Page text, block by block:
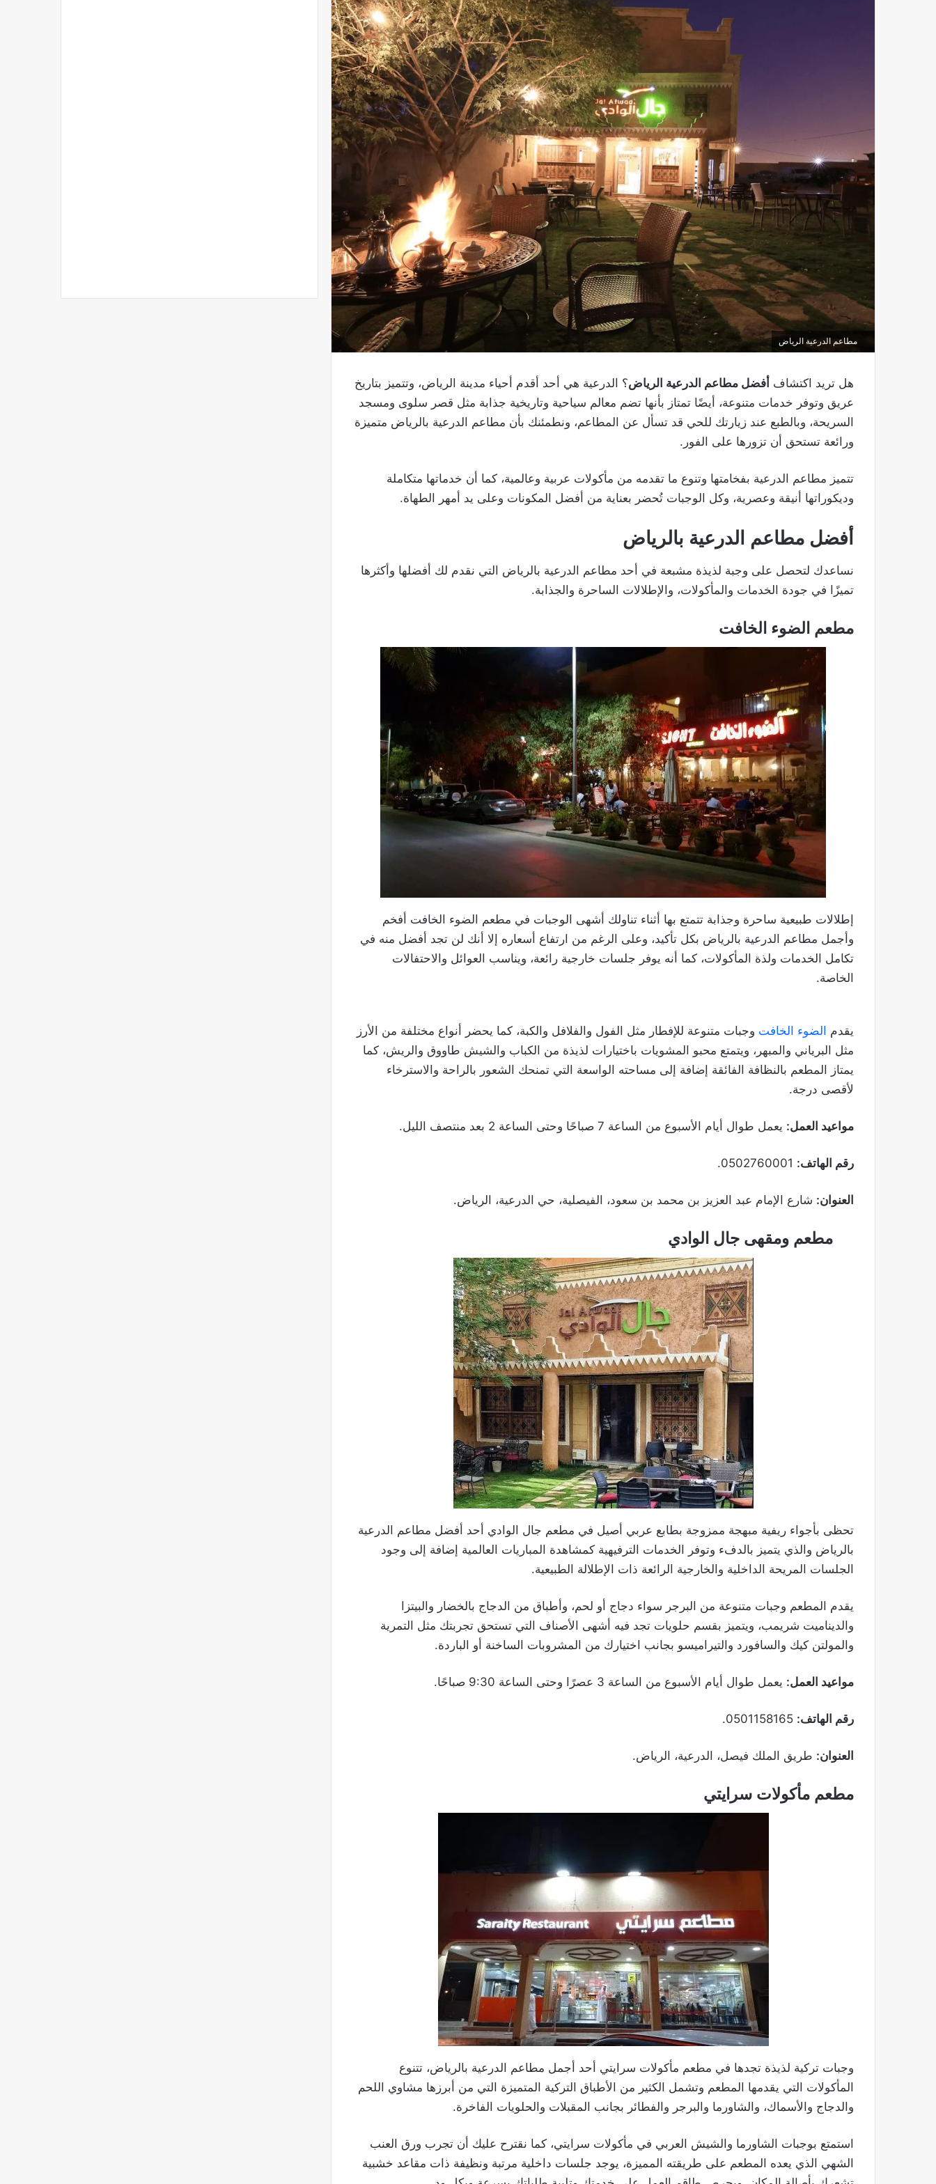
مطاعم الدرعية الرياض​
هل تريد اكتشاف أفضل مطاعم الدرعية الرياض؟ الدرعية هي أحد أقدم أحياء مدينة الرياض، وتتميز بتاريخ
عريق وتوفر خدمات متنوعة، أيضًا تمتاز بأنها تضم معالم سياحية وتاريخية جذابة مثل قصر سلوى ومسجد
السريحة، وبالطبع عند زيارتك للحي قد تسأل عن المطاعم، ونطمئنك بأن مطاعم الدرعية بالرياض متميزة
ورائعة تستحق أن تزورها على الفور.
تتميز مطاعم الدرعية بفخامتها وتنوع ما تقدمه من مأكولات عربية وعالمية، كما أن خدماتها متكاملة
وديكوراتها أنيقة وعصرية، وكل الوجبات تُحضر بعناية من أفضل المكونات وعلى يد أمهر الطهاة.
أفضل مطاعم الدرعية بالرياض
نساعدك لتحصل على وجبة لذيذة مشبعة في أحد مطاعم الدرعية بالرياض التي نقدم لك أفضلها وأكثرها
تميزًا في جودة الخدمات والمأكولات، والإطلالات الساحرة والجذابة.
مطعم الضوء الخافت
إطلالات طبيعية ساحرة وجذابة تتمتع بها أثناء تناولك أشهى الوجبات في مطعم الضوء الخافت أفخم
وأجمل مطاعم الدرعية بالرياض بكل تأكيد، وعلى الرغم من ارتفاع أسعاره إلا أنك لن تجد أفضل منه في
تكامل الخدمات ولذة المأكولات، كما أنه يوفر جلسات خارجية رائعة، ويناسب العوائل والاحتفالات
الخاصة.
يقدم الضوء الخافت وجبات متنوعة للإفطار مثل الفول والفلافل والكبة، كما يحضر أنواع مختلفة من الأرز
مثل البرياني والمبهر، ويتمتع محبو المشويات باختيارات لذيذة من الكباب والشيش طاووق والريش، كما
يمتاز المطعم بالنظافة الفائقة إضافة إلى مساحته الواسعة التي تمنحك الشعور بالراحة والاسترخاء
لأقصى درجة.
مواعيد العمل: يعمل طوال أيام الأسبوع من الساعة 7 صباحًا وحتى الساعة 2 بعد منتصف الليل.
رقم الهاتف:
العنوان: شارع الإمام عبد العزيز بن محمد بن سعود، الفيصلية، حي الدرعية، الرياض.
مطعم ومقهى جال الوادي
تحظى بأجواء ريفية مبهجة ممزوجة بطابع عربي أصيل في مطعم جال الوادي أحد أفضل مطاعم الدرعية
بالرياض والذي يتميز بالدفء وتوفر الخدمات الترفيهية كمشاهدة المباريات العالمية إضافة إلى وجود
الجلسات المريحة الداخلية والخارجية الرائعة ذات الإطلالة الطبيعية.
يقدم المطعم وجبات متنوعة من البرجر سواء دجاج أو لحم، وأطباق من الدجاج بالخضار والبيتزا
والديناميت شريمب، ويتميز بقسم حلويات تجد فيه أشهى الأصناف التي تستحق تجربتك مثل التمرية
والمولتن كيك والسافورد والتيراميسو بجانب اختيارك من المشروبات الساخنة أو الباردة.
مواعيد العمل: يعمل طوال أيام الأسبوع من الساعة 3 عصرًا وحتى الساعة 9:30 صباحًا.
رقم الهاتف:
العنوان: طريق الملك فيصل، الدرعية، الرياض.
مطعم مأكولات سرايتي
وجبات تركية لذيذة تجدها في مطعم مأكولات سرايتي أحد أجمل مطاعم الدرعية بالرياض، تتنوع
المأكولات التي يقدمها المطعم وتشمل الكثير من الأطباق التركية المتميزة التي من أبرزها مشاوي اللحم
والدجاج والأسماك، والشاورما والبرجر والفطائر بجانب المقبلات والحلويات الفاخرة.
استمتع بوجبات الشاورما والشيش العربي في مأكولات سرايتي، كما نقترح عليك أن تجرب ورق العنب
الشهي الذي يعده المطعم على طريقته المميزة، يوجد جلسات داخلية مرتبة ونظيفة ذات مقاعد خشبية